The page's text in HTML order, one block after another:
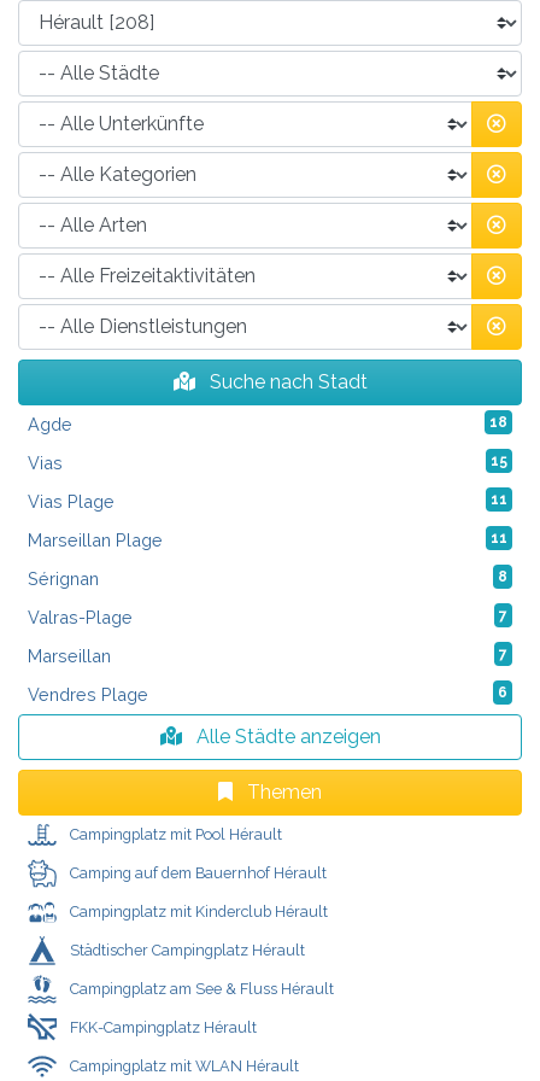
Suche nach Stadt
Agde 18
Vias 15
Vias Plage 11
Marseillan Plage 11
Sérignan 8
Valras-Plage 7
Marseillan 7
Vendres Plage 6
Alle Städte anzeigen
Themen
Campingplatz mit Pool Hérault
Camping auf dem Bauernhof Hérault
Campingplatz mit Kinderclub Hérault
Städtischer Campingplatz Hérault
Campingplatz am See & Fluss Hérault
FKK-Campingplatz Hérault
Campingplatz mit WLAN Hérault